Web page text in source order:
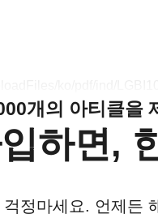
개의 아티클을
하면,
걱정마세요. 언제든